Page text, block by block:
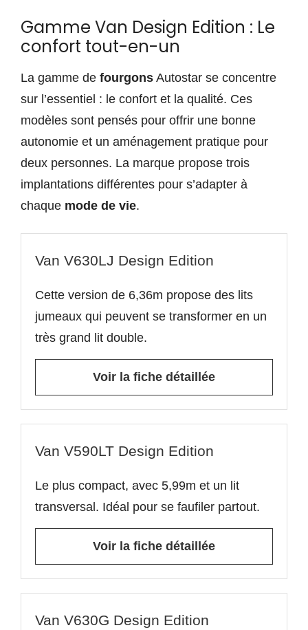
Gamme Van Design Edition : Le
confort tout-en-un
La gamme de fourgons Autostar se concentre
sur l’essentiel : le confort et la qualité. Ces
modèles sont pensés pour offrir une bonne
autonomie et un aménagement pratique pour
deux personnes. La marque propose trois
implantations différentes pour s’adapter à
chaque mode de vie.
Van V630LJ Design Edition
Cette version de 6,36m propose des lits
jumeaux qui peuvent se transformer en un
très grand lit double.
Voir la fiche détaillée
Van V590LT Design Edition
Le plus compact, avec 5,99m et un lit
transversal. Idéal pour se faufiler partout.
Voir la fiche détaillée
Van V630G Design Edition